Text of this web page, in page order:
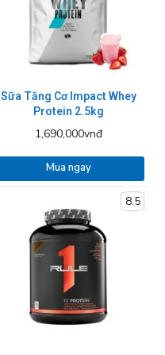
Sữa Tăng Cơ Impact Whey
Protein 2.5kg
1,690,000vnđ
Mua ngay
8.5